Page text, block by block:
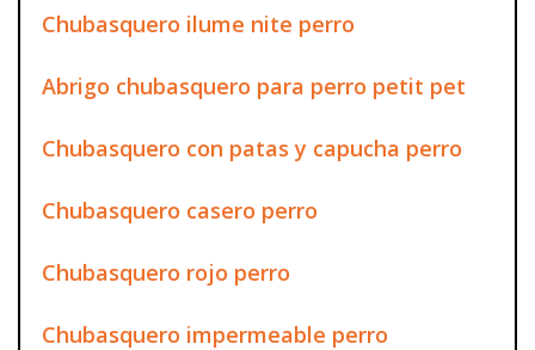
Chubasquero ilume nite perro
Abrigo chubasquero para perro petit pet
Chubasquero con patas y capucha perro
Chubasquero casero perro
Chubasquero rojo perro
Chubasquero impermeable perro